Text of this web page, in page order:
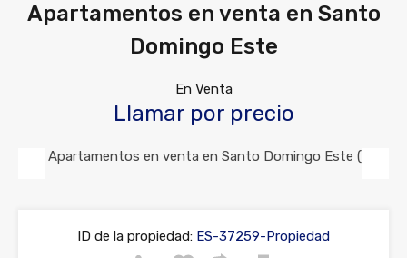
Apartamentos en venta en Santo
Domingo Este
En Venta
Llamar por precio
ID de la propiedad: ES-37259-Propiedad